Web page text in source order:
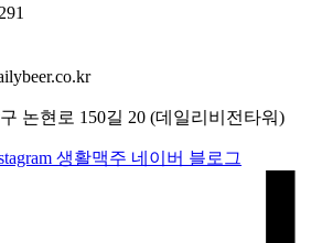
논현로 150길 20 (데일리비전타워)
생활맥주 네이버 블로그